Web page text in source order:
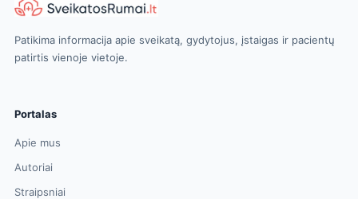
Patikima informacija apie sveikatą, gydytojus, įstaigas ir pacientų
patirtis vienoje vietoje.
Portalas
Apie mus
Autoriai
Straipsniai